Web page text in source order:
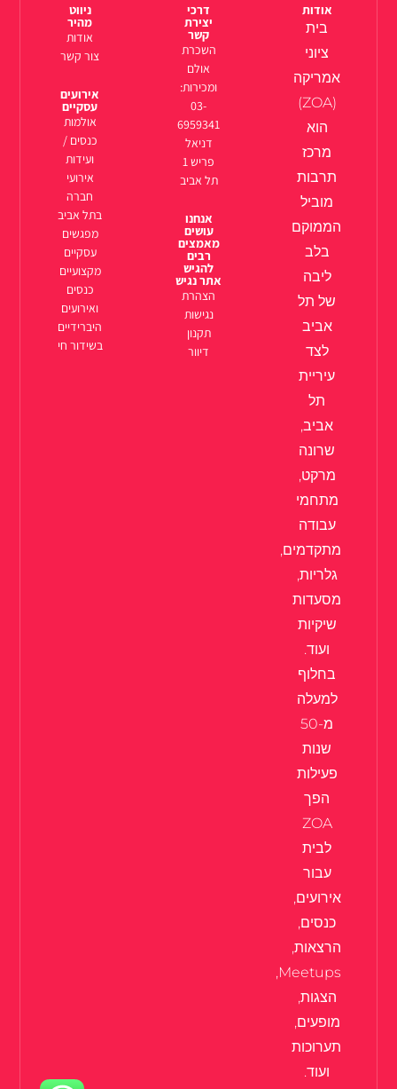
אודות
בית
ציוני
אמריקה
(ZOA)
הוא
מרכז
תרבות
מוביל
הממוקם
בלב
ליבה
של תל
אביב
לצד
עיריית
תל
אביב,
שרונה
מרקט,
מתחמי
עבודה
מתקדמים,
גלריות,
מסעדות
שיקיות
ועוד.
בחלוף
למעלה
מ-50
שנות
פעילות
הפך
ZOA
לבית
עבור
אירועים,
כנסים,
הרצאות,
Meetups,
הצגות,
מופעים,
תערוכות
ועוד.
דרכי
יצירת
קשר
השכרת
אולם
ומכירות:
03-
6959341
דניאל
פריש 1
תל אביב
אנחנו
עושים
מאמצים
רבים
להגיש
אתר נגיש
הצהרת
נגישות
תקנון
דיוור
ניווט
מהיר
אודות
צור קשר
אירועים
עסקיים
אולמות
כנסים /
ועידות
אירועי
חברה
בתל אביב
מפגשים
עסקיים
מקצועיים
כנסים
ואירועים
היברידיים
בשידור חי